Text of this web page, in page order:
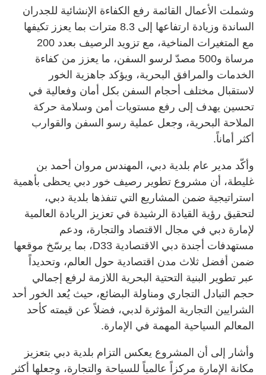
وشملت الأعمال القائمة رفع الكفاءة الإنشائية للجدران
الساندة وزيادة ارتفاعها إلى 8.3 مترات بما يعزز تكيفها
مع المتغيرات المناخية، مع تزويد الرصيف بعدد 200
مرساة و500 مصدّ لرسو السفن، ما يعزز من كفاءة
الخدمات والمرافق البحرية، ويؤكد جاهزية الخور
لاستقبال مختلف أحجام السفن بكل أمان وفعالية في
تحسين يهدف إلى رفع مستويات أمن وسلامة حركة
الملاحة البحرية، وجعل عملية رسو السفن والقوارب
أكثر أماناً.
وأكّد مدير عام بلدية دبي، المهندس مروان أحمد بن
غليطة، أن مشروع تطوير رصيف خور دبي يحظى بأهمية
استراتيجية ضمن المشاريع التي تنفذها بلدية دبي،
لتحقيق رؤية القيادة الرشيدة في تعزيز الريادة العالمية
لإمارة دبي في مجال الاقتصاد والتجارة، ودعم
مستهدفات أجندة دبي الاقتصادية D33، بما يرسّخ موقعها
ضمن أفضل ثلاث مدن اقتصادية حول العالم، وتحديداً
عبر تطوير البنية التحتية البحرية اللازمة لرفع إجمالي
حجم التبادل التجاري ومناولة البضائع، حيث يُعد الخور أحد
الشرايين التجارية المؤثرة لدبي، فضلاً عن قيمته كأحد
المعالم السياحية المهمة في الإمارة.
وأشار إلى أن المشروع يعكس التزام بلدية دبي بتعزيز
مكانة الإمارة مركزاً عالمياً للسياحة والتجارة، وجعلها أكثر